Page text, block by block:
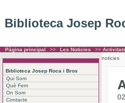
Biblioteca Josep
Pàgina principal >> Les Noticies >>
Biblioteca Josep Roca i Bros
Qui Som
Què Fem
On Som
Contacte
noticies